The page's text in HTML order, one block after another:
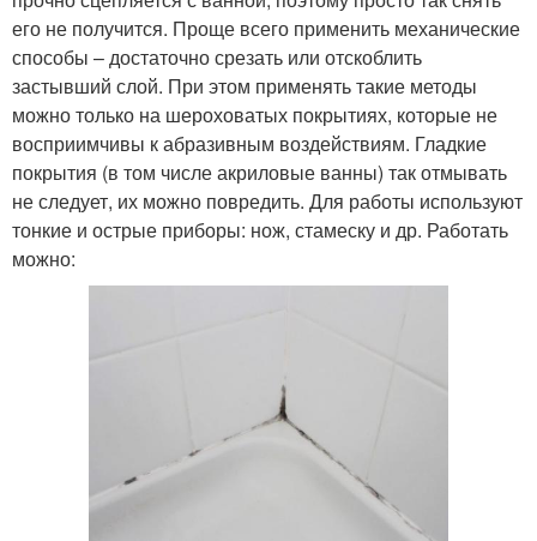
его не получится. Проще всего применить механические
способы – достаточно срезать или отскоблить
застывший слой. При этом применять такие методы
можно только на шероховатых покрытиях, которые не
восприимчивы к абразивным воздействиям. Гладкие
покрытия (в том числе акриловые ванны) так отмывать
не следует, их можно повредить. Для работы используют
тонкие и острые приборы: нож, стамеску и др. Работать
можно: